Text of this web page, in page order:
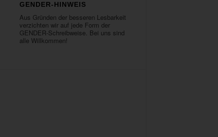
GENDER-HINWEIS
Aus Gründen der besseren Lesbarkeit
verzichten wir auf jede Form der
GENDER-Schreibweise. Bei uns sind
alle Willkommen!